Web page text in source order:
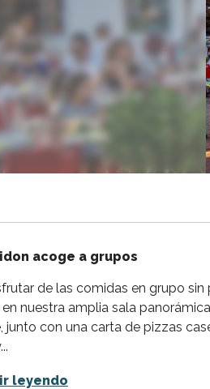
acoge a grupos
de las comidas en grupo
nuestra amplia sala
junto con una carta de pizzas
leyendo